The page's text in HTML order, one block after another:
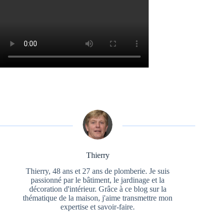
Thierry
Thierry, 48 ans et 27 ans de plomberie. Je suis
passionné par le bâtiment, le jardinage et la
décoration d'intérieur. Grâce à ce blog sur la
thématique de la maison, j'aime transmettre mon
expertise et savoir-faire.